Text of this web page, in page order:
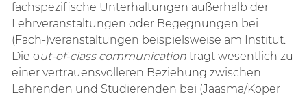
fachspezifische Unterhaltungen außerhalb der
Lehrveranstaltungen oder Begegnungen bei
(Fach-)veranstaltungen beispielsweise am Institut.
Die out-of-class communication trägt wesentlich zu
einer vertrauensvolleren Beziehung zwischen
Lehrenden und Studierenden bei (Jaasma/Koper